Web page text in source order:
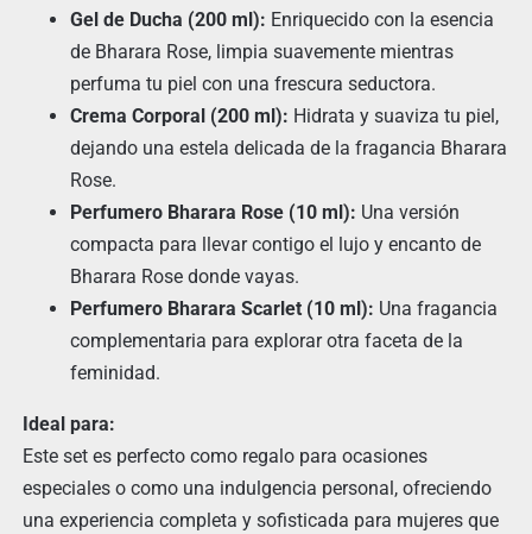
Gel de Ducha (200 ml): Enriquecido con la esencia
de Bharara Rose, limpia suavemente mientras
perfuma tu piel con una frescura seductora.
Crema Corporal (200 ml): Hidrata y suaviza tu piel,
dejando una estela delicada de la fragancia Bharara
Rose.
Perfumero Bharara Rose (10 ml): Una versión
compacta para llevar contigo el lujo y encanto de
Bharara Rose donde vayas.
Perfumero Bharara Scarlet (10 ml): Una fragancia
complementaria para explorar otra faceta de la
feminidad.
Ideal para:
Este set es perfecto como regalo para ocasiones
especiales o como una indulgencia personal, ofreciendo
una experiencia completa y sofisticada para mujeres que